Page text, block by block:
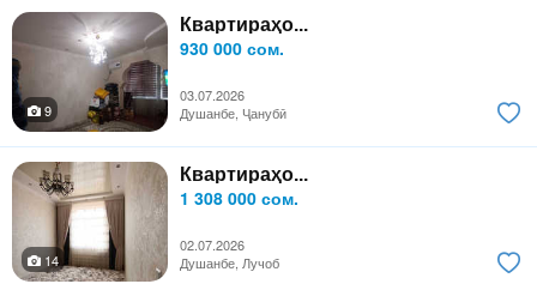
Квартираҳо...
930 000 сом.
03.07.2026
9
Душанбе, Ҷанубӣ
Квартираҳо...
1 308 000 сом.
02.07.2026
14
Душанбе, Лучоб